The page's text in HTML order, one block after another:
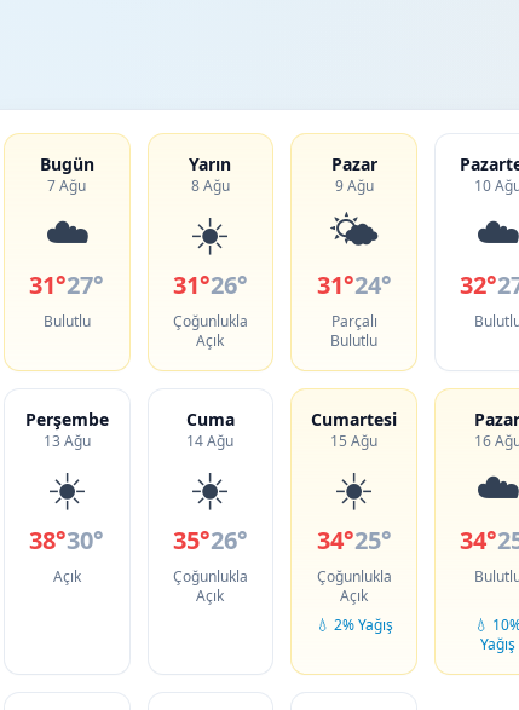
Bugün
7 Ağu
☁️
31°27°
Bulutlu
Yarın
8 Ağu
☀️
31°26°
Çoğunlukla
Açık
Pazar
9 Ağu
🌤️
31°24°
Parçalı
Bulutlu
10
☁️
32°
Perşembe
13 Ağu
☀️
38°30°
Açık
Cuma
14 Ağu
☀️
35°26°
Çoğunlukla
Açık
Cumartesi
15 Ağu
☀️
34°25°
Çoğunlukla
Açık
💧 2% Yağış
Pazar
16
☁️
34°
💧
Yağış